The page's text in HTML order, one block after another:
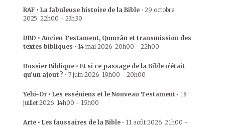
RAF • La fabuleuse histoire de la Bible • 29 octobre
2025 22h00 - 23h30
DBD • Ancien Testament, Qumrân et transmission des
textes bibliques • 14 mai 2026 20h00 - 22h00
Dossier Biblique • Et si ce passage de la Bible n’était
qu’un ajout ? • 7 juin 2026 19h00 - 20h00
Yehi-Or • Les esséniens et le Nouveau Testament • 18
juillet 2026 14h00 - 15h00
Arte • Les faussaires de la Bible • 11 août 2026 21h00 -